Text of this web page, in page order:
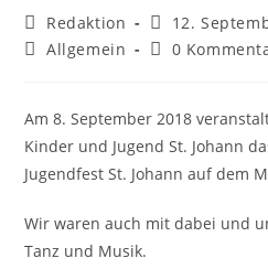
Redaktion
12.
Allgemein
0
Am 8. September 2018
Kinder und Jugend St. Johann
Jugendfest St. Johann auf dem
Wir waren auch mit dabei und
Tanz und Musik.